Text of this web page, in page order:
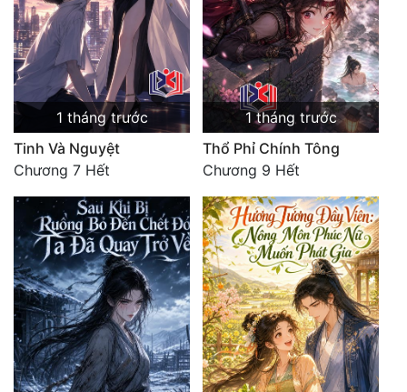
1 tháng trước
Tinh Và Nguyệt
Chương 7 Hết
1 tháng trước
Thổ Phỉ Chính Tông
Chương 9 Hết